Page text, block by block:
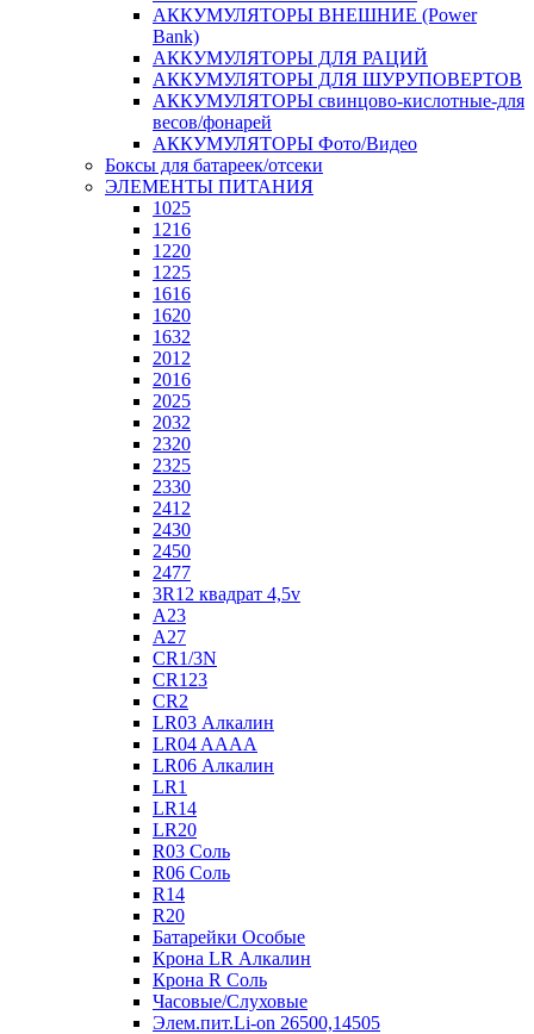
АККУМУЛЯТОРЫ ВНЕШНИЕ (Power
Bank)
АККУМУЛЯТОРЫ ДЛЯ РАЦИЙ
АККУМУЛЯТОРЫ ДЛЯ ШУРУПОВЕРТОВ
АККУМУЛЯТОРЫ свинцово-кислотные-для
весов/фонарей
АККУМУЛЯТОРЫ Фото/Видео
Боксы для батареек/отсеки
ЭЛЕМЕНТЫ ПИТАНИЯ
1025
1216
1220
1225
1616
1620
1632
2012
2016
2025
2032
2320
2325
2330
2412
2430
2450
2477
3R12 квадрат 4,5v
A23
A27
CR1/3N
CR123
CR2
LR03 Алкалин
LR04 AAAA
LR06 Алкалин
LR1
LR14
LR20
R03 Соль
R06 Соль
R14
R20
Батарейки Особые
Крона LR Алкалин
Крона R Соль
Часовые/Слуховые
Элем.пит.Li-on 26500,14505